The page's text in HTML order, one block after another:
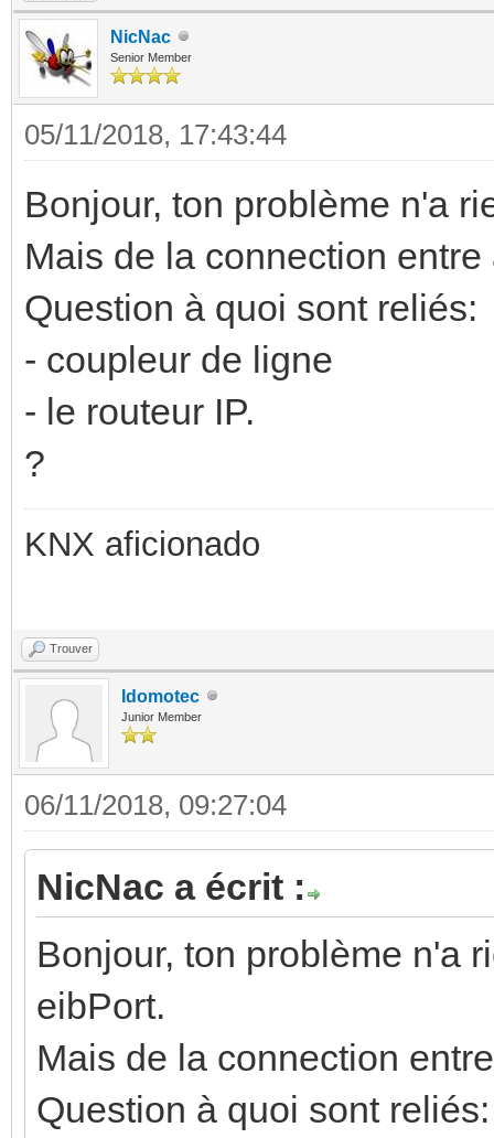
NicNac
Senior Member
05/11/2018, 17:43:44
Bonjour, ton problème n'a
Mais de la connection
Question à quoi sont reliés:
- coupleur de ligne
- le routeur IP.
?
KNX aficionado
Trouver
Idomotec
Junior Member
06/11/2018, 09:27:04
NicNac a écrit :
Bonjour, ton problème n'a
eibPort.
Mais de la connection
Question à quoi sont reliés: